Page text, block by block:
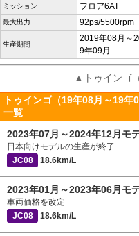
ミッション フロア6AT
最大出力 92ps/5500rpm
生産期間
2019年08月～
9年09月
▲トゥインゴ
トゥインゴ（19年08月～19
一覧
2023年07月～2024年12月モ
日本向けモデルの生産が終了
JC08
18.6km/L
2023年01月～2023年06月モ
車両価格を改定
JC08
18.6km/L